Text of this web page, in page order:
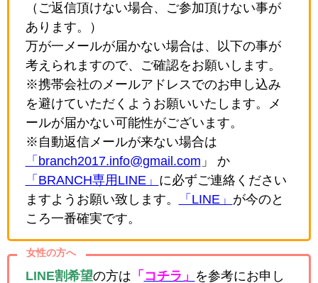
（ご返信頂けない場合、ご参加頂けない事が
あります。）
万が一メールが届かない場合は、以下の事が
考えられますので、ご確認をお願いします。
※携帯会社のメールアドレスでのお申し込み
を避けていただくようお願いいたします。メ
ールが届かない可能性がございます。
※自動返信メールが来ない場合は
「branch2017.info@gmail.com 」 か
「BRANCH専用LINE」 に必ずご連絡ください
ますようお願い致します。
「LINE」 が今のと
ころ一番確実です。
女性の方へ
LINE割希望の方は 「 コチラ」
を参考にお申し